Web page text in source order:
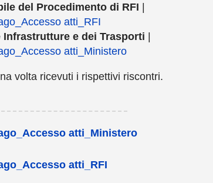
del Procedimento di RFI |
atti_RFI
e dei Trasporti |
atti_Ministero
volta ricevuti i rispettivi riscontri.
atti_Ministero
atti_RFI